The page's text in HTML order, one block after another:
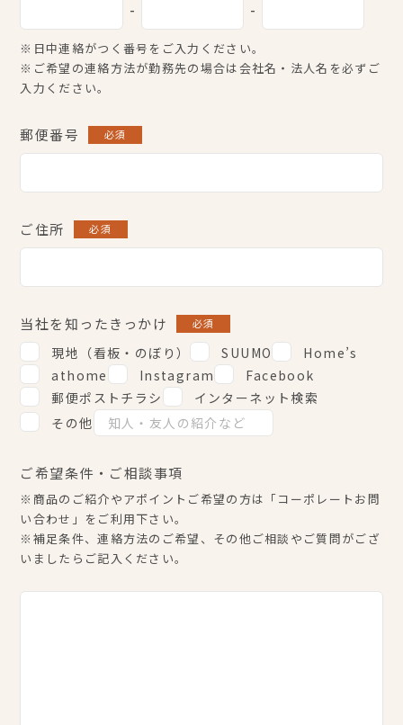
- -
※日中連絡がつく番号をご入力ください。
※ご希望の連絡方法が勤務先の場合は会社名・法人名を必ずご
入力ください。
郵便番号 必須
ご住所 必須
当社を知ったきっかけ 必須
現地（看板・のぼり） SUUMO
Home’s
athome
Instagram
Facebook
郵便ポストチラシ
インターネット検索
その他
ご希望条件・ご相談事項
※商品のご紹介やアポイントご希望の方は 「コーポレートお問
い合わせ」 をご利用下さい。
※補足条件、連絡方法のご希望、その他ご相談やご質問がござ
いましたらご記入ください。